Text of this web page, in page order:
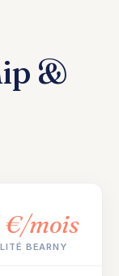
&
€/mois
BEARNY